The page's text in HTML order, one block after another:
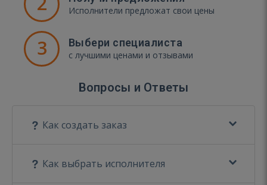
Исполнители предложат свои цены
3 Выбери специалиста
с лучшими ценами и отзывами
Вопросы и Ответы
Как создать заказ
Как выбрать исполнителя